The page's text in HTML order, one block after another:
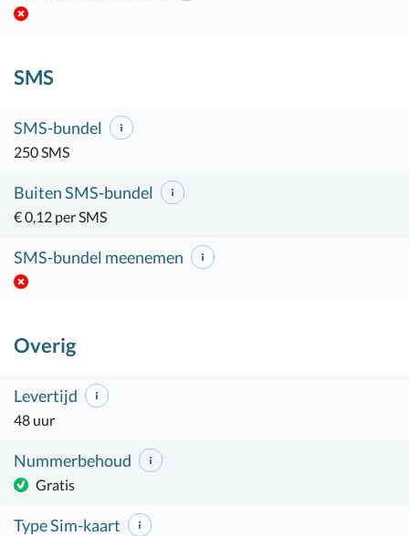
SMS
SMS-bundel
250 SMS
Buiten SMS-bundel
€ 0,12 per SMS
SMS-bundel meenemen
Overig
Levertijd
48 uur
Nummerbehoud
Gratis
Type Sim-kaart